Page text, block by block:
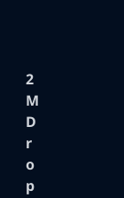
2
M
D
r
o
p